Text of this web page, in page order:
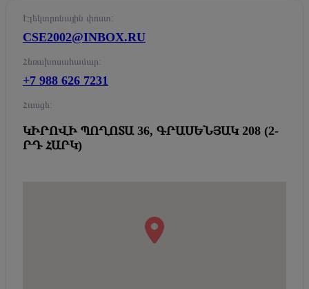
Էլեկտրոնային փոստ:
CSE2002@INBOX.RU
Հեռախոսահամար:
+7 988 626 7231
Հասցե:
ԿԻՐՈՎԻ ՊՈՂՈՏԱ 36, ԳՐԱՍԵՆՅԱԿ 208 (2-
ՐԴ ՀԱՐԿ)